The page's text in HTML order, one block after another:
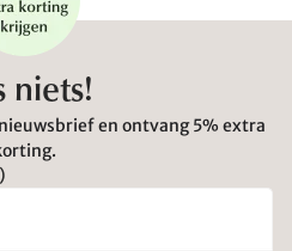
niets!
en ontvang 5% extra